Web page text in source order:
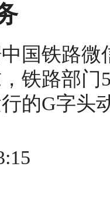
国铁路
铁路部门
的G字头